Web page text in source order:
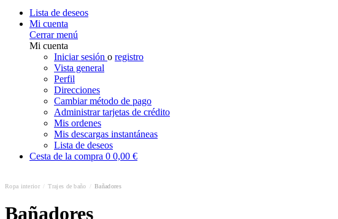
Lista de deseos
Mi cuenta
Cerrar menú
Mi cuenta
Iniciar sesión o registro
Vista general
Perfil
Direcciones
Cambiar método de pago
Administrar tarjetas de crédito
Mis ordenes
Mis descargas instantáneas
Lista de deseos
Cesta de la compra 0 0,00 €
Ropa interior Trajes de baño Bañadores
Bañadores